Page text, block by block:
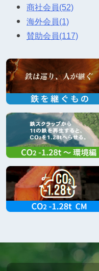
商社会員(52)
海外会員(1)
賛助会員(117)